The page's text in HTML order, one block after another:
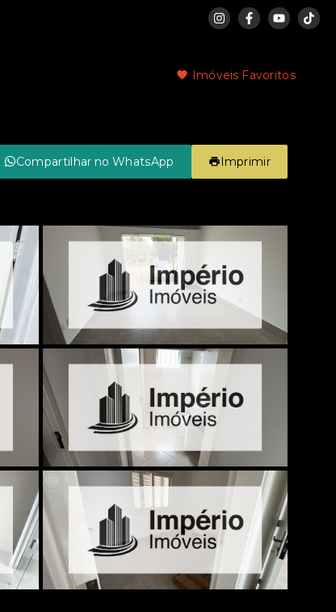
Imóveis Favoritos
Compartilhar no WhatsApp Imprimir